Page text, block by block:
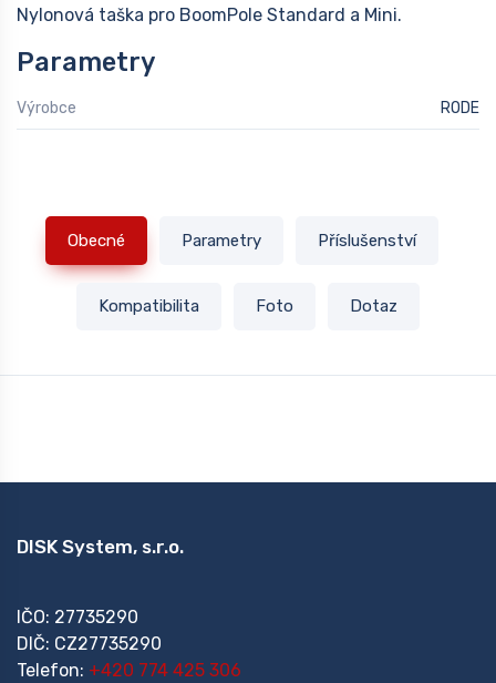
Nylonová taška pro BoomPole Standard a Mini.
Parametry
Výrobce RODE
Obecné Parametry Příslušenství
Kompatibilita Foto Dotaz
DISK System, s.r.o.
IČO: 27735290
DIČ: CZ27735290
Telefon: +420 774 425 306